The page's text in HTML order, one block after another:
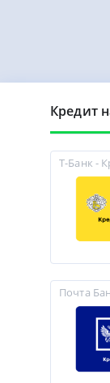
Кредит
Т-Банк -
Почта